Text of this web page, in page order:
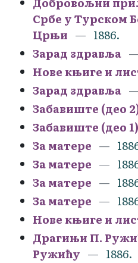
Србе у Турском
Црњи
1886.
Зарад здравља
Нове књиге и
Зарад здравља
Забавиште (део
Забавиште (део 1)
За матере
За матере
За матере
За матере
Нове књиге и
Драгињи П.
Ружићу
1886.